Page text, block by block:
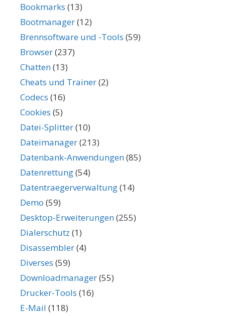
Bookmarks (13)
Bootmanager(12)
Brennsoftware und -Tools (59)
Browser(237)
Chatten(13)
Cheats und Trainer(2)
Codecs (16)
Cookies (5)
Datei-Splitter(10)
Dateimanager(213)
Datenbank-Anwendungen(85)
Datenrettung(54)
Datentraegerverwaltung(14)
Demo (59)
Desktop-Erweiterungen(255)
Dialerschutz (1)
Disassembler(4)
Diverses (59)
Downloadmanager(55)
Drucker-Tools (16)
E-Mail (118)